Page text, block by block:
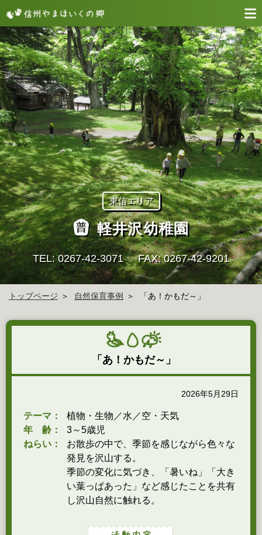
東信エリア
軽井沢幼稚園
TEL: 0267-42-3071 FAX: 0267-42-9201
トップページ 自然保育事例 「あ！かもだ～」
「あ！かもだ～」
2026年5月29日
テーマ：
植物・生物／水／空・天気
年 齢：
3～5歳児
ねらい：
お散歩の中で、季節を感じながら色々な
発見を沢山する。
季節の変化に気づき、「暑いね」「大き
い葉っぱあった」など感じたことを共有
し沢山自然に触れる。